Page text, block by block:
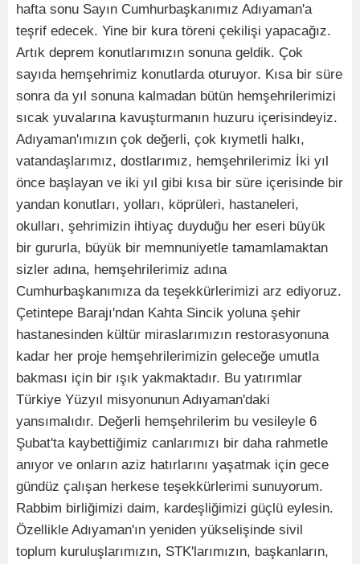
hafta sonu Sayın Cumhurbaşkanımız Adıyaman'a
teşrif edecek. Yine bir kura töreni çekilişi yapacağız.
Artık deprem konutlarımızın sonuna geldik. Çok
sayıda hemşehrimiz konutlarda oturuyor. Kısa bir süre
sonra da yıl sonuna kalmadan bütün hemşehrilerimizi
sıcak yuvalarına kavuşturmanın huzuru içerisindeyiz.
Adıyaman'ımızın çok değerli, çok kıymetli halkı,
vatandaşlarımız, dostlarımız, hemşehrilerimiz İki yıl
önce başlayan ve iki yıl gibi kısa bir süre içerisinde bir
yandan konutları, yolları, köprüleri, hastaneleri,
okulları, şehrimizin ihtiyaç duyduğu her eseri büyük
bir gururla, büyük bir memnuniyetle tamamlamaktan
sizler adına, hemşehrilerimiz adına
Cumhurbaşkanımıza da teşekkürlerimizi arz ediyoruz.
Çetintepe Barajı'ndan Kahta Sincik yoluna şehir
hastanesinden kültür miraslarımızın restorasyonuna
kadar her proje hemşehrilerimizin geleceğe umutla
bakması için bir ışık yakmaktadır. Bu yatırımlar
Türkiye Yüzyıl misyonunun Adıyaman'daki
yansımalıdır. Değerli hemşehrilerim bu vesileyle 6
Şubat'ta kaybettiğimiz canlarımızı bir daha rahmetle
anıyor ve onların aziz hatırlarını yaşatmak için gece
gündüz çalışan herkese teşekkürlerimi sunuyorum.
Rabbim birliğimizi daim, kardeşliğimizi güçlü eylesin.
Özellikle Adıyaman'ın yeniden yükselişinde sivil
toplum kuruluşlarımızın, STK'larımızın, başkanların,